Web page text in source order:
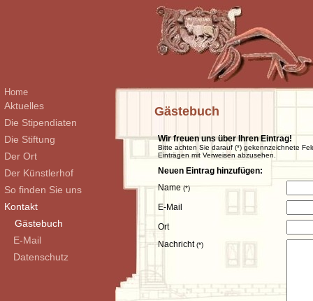
Home
Aktuelles
Die Stipendiaten
Die Stiftung
Der Ort
Der Künstlerhof
So finden Sie uns
Kontakt
Gästebuch
E-Mail
Datenschutz
Gästebuch
Wir freuen uns über Ihren Eintrag!
Bitte achten Sie darauf (*) gekennzeichnete
Einträgen mit Verweisen abzusehen.
Neuen Eintrag hinzufügen:
Name (*)
E-Mail
Ort
Nachricht(*)